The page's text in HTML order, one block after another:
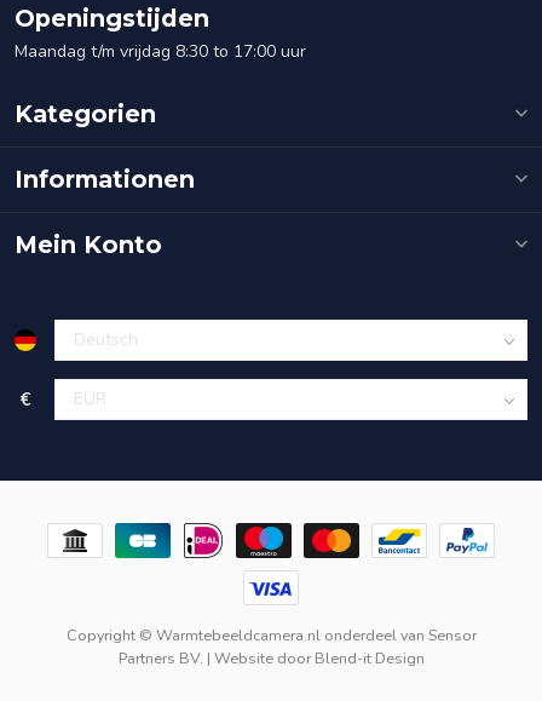
Openingstijden
Maandag t/m vrijdag 8:30 to 17:00 uur
Kategorien
Informationen
Mein Konto
€
Copyright © Warmtebeeldcamera.nl onderdeel van Sensor
Partners BV. | Website doorBlend-it Design